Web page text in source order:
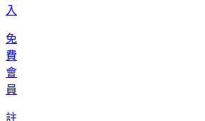
入
免
費
會
員
註